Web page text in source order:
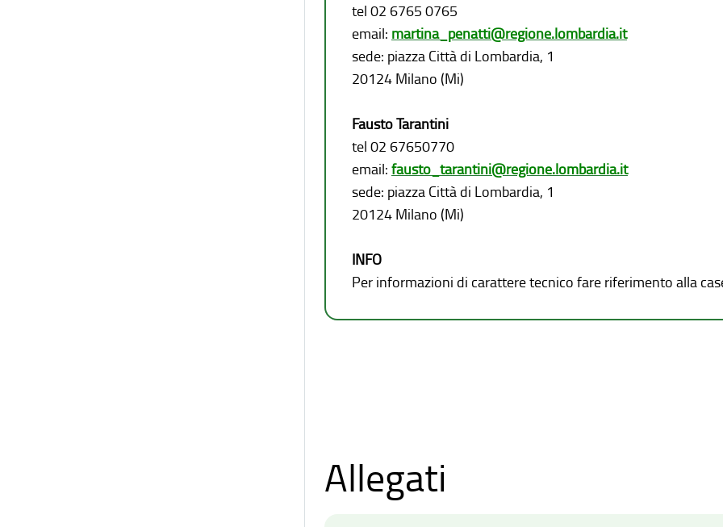
tel 02 6765 0765
email: martina_penatti@regione.lombardia.it
sede: piazza Città di Lombardia, 1
20124 Milano (Mi)
Fausto Tarantini
tel 02 67650770
email: fausto_tarantini@regione.lombardia.it
sede: piazza Città di Lombardia, 1
20124 Milano (Mi)
INFO
Per informazioni di carattere tecnico fare riferimento alla
Allegati